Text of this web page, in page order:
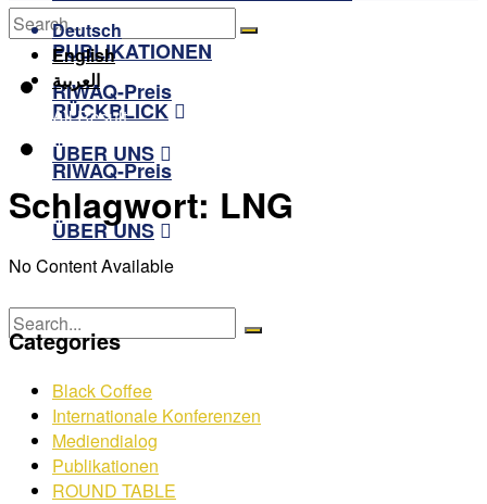
RÜCKBLICK
RIWAQ-Preis
ÜBER UNS
PUBLIKATIONEN
RÜCKBLICK
RIWAQ-Preis
ÜBER UNS
View All Result
No Result
View All Result
Deutsch
English
العربية
Schlagwort: LNG
No Content Available
Categories
Black Coffee
Internationale Konferenzen
Mediendialog
Publikationen
ROUND TABLE